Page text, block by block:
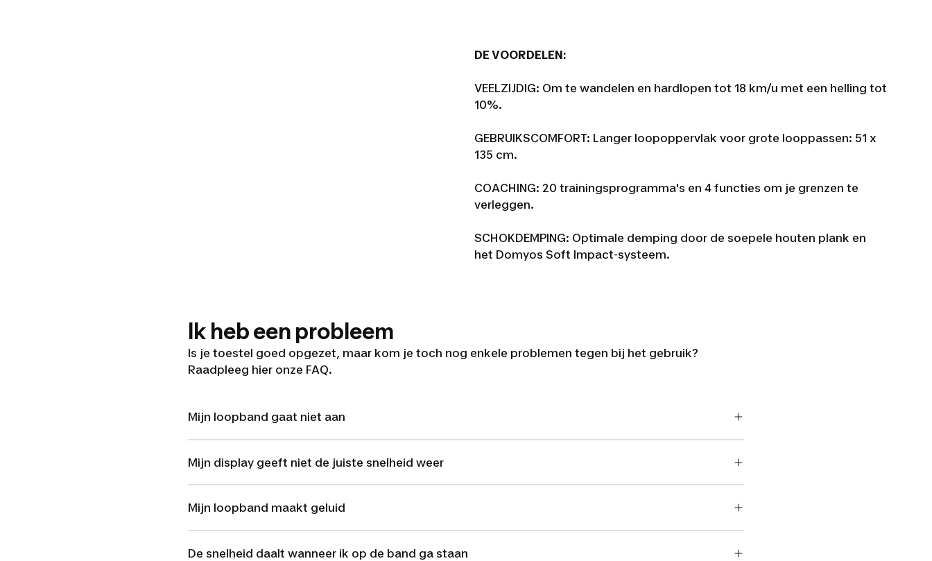
DE VOORDELEN:
VEELZIJDIG: Om te wandelen en hardlopen tot 18 km/u met een helling tot
10%.
GEBRUIKSCOMFORT: Langer loopoppervlak voor grote looppassen: 51 x
135 cm.
COACHING: 20 trainingsprogramma's en 4 functies om je grenzen te
verleggen.
SCHOKDEMPING: Optimale demping door de soepele houten plank en
het Domyos Soft Impact-systeem.
Ik heb een probleem
Is je toestel goed opgezet, maar kom je toch nog enkele problemen tegen bij het gebruik?
Raadpleeg hier onze FAQ.
Mijn loopband gaat niet aan
Mijn display geeft niet de juiste snelheid weer
Mijn loopband maakt geluid
De snelheid daalt wanneer ik op de band ga staan